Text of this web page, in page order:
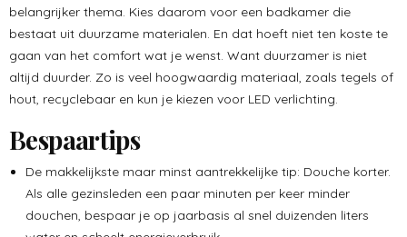
belangrijker thema. Kies daarom voor een badkamer die
bestaat uit duurzame materialen. En dat hoeft niet ten koste te
gaan van het comfort wat je wenst. Want duurzamer is niet
altijd duurder. Zo is veel hoogwaardig materiaal, zoals tegels of
hout, recyclebaar en kun je kiezen voor LED verlichting.
Bespaartips
De makkelijkste maar minst aantrekkelijke tip: Douche korter.
Als alle gezinsleden een paar minuten per keer minder
douchen, bespaar je op jaarbasis al snel duizenden liters